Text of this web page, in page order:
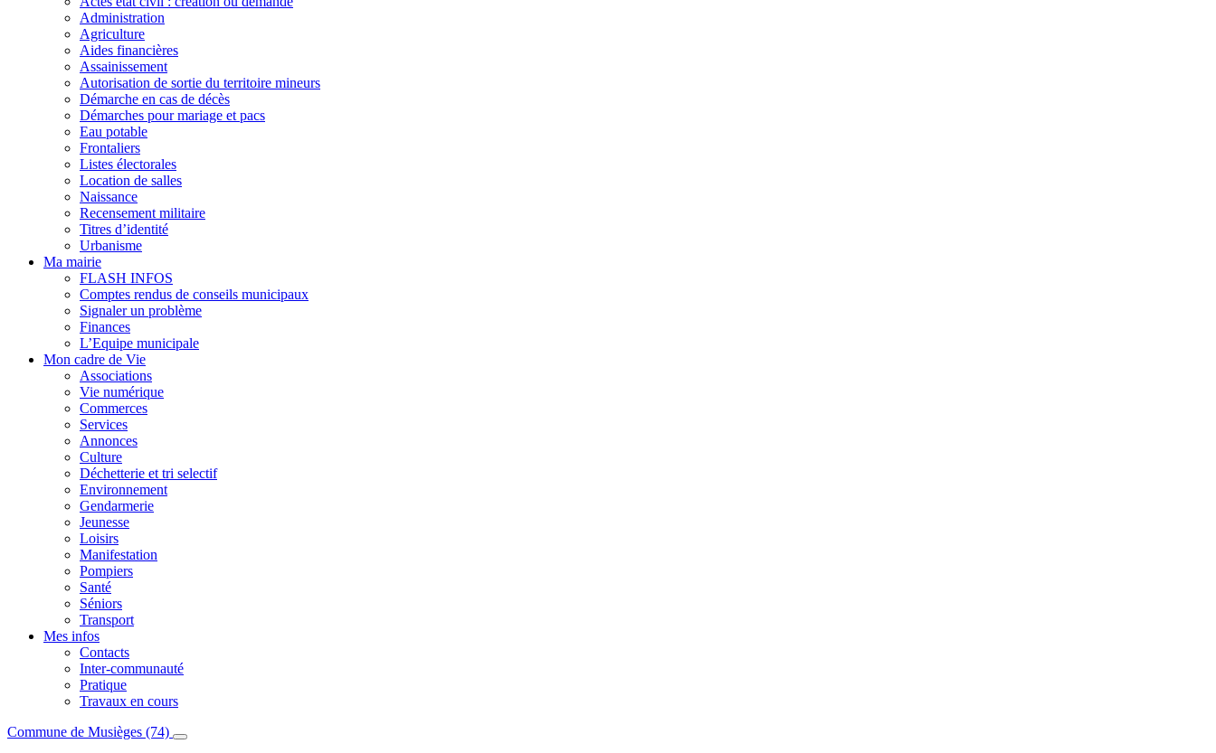
Administration
Agriculture
Aides financières
Assainissement
Autorisation de sortie du territoire mineurs
Démarche en cas de décès
Démarches pour mariage et pacs
Eau potable
Frontaliers
Listes électorales
Location de salles
Naissance
Recensement militaire
Titres d’identité
Urbanisme
Ma mairie
FLASH INFOS
Comptes rendus de conseils municipaux
Signaler un problème
Finances
L’Equipe municipale
Mon cadre de Vie
Associations
Vie numérique
Commerces
Services
Annonces
Culture
Déchetterie et tri selectif
Environnement
Gendarmerie
Jeunesse
Loisirs
Manifestation
Pompiers
Santé
Séniors
Transport
Mes infos
Contacts
Inter-communauté
Pratique
Travaux en cours
Commune de Musièges (74)